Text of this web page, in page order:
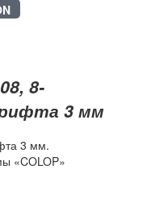
8-
3 мм
3 мм.
«COLOP»